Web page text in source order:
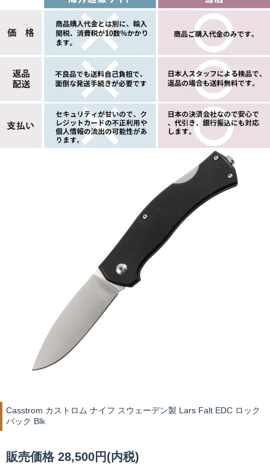
Casstrom カストロム ナイフ スウェーデン製 Lars Falt EDC ロック
バック Blk
販売価格 28,500円(内税)